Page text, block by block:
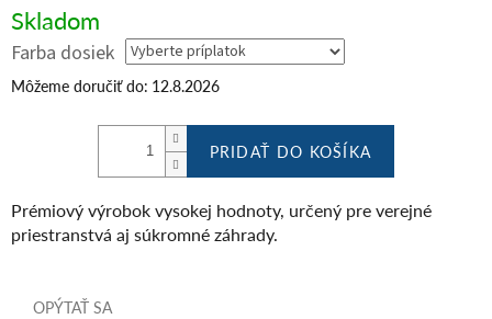
cena:
Skladom
Farba dosiek
Môžeme doručiť do: 12.8.2026
PRIDAŤ DO KOŠÍKA
Prémiový výrobok vysokej hodnoty, určený pre verejné
priestranstvá aj súkromné ​​záhrady.
OPÝTAŤ SA